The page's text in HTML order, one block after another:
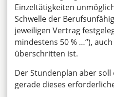
Einzeltätigkeiten
Schwelle der
jeweiligen Vertrag
mindestens 50 % …“),
überschritten ist.
Der Stundenplan aber
gerade dieses